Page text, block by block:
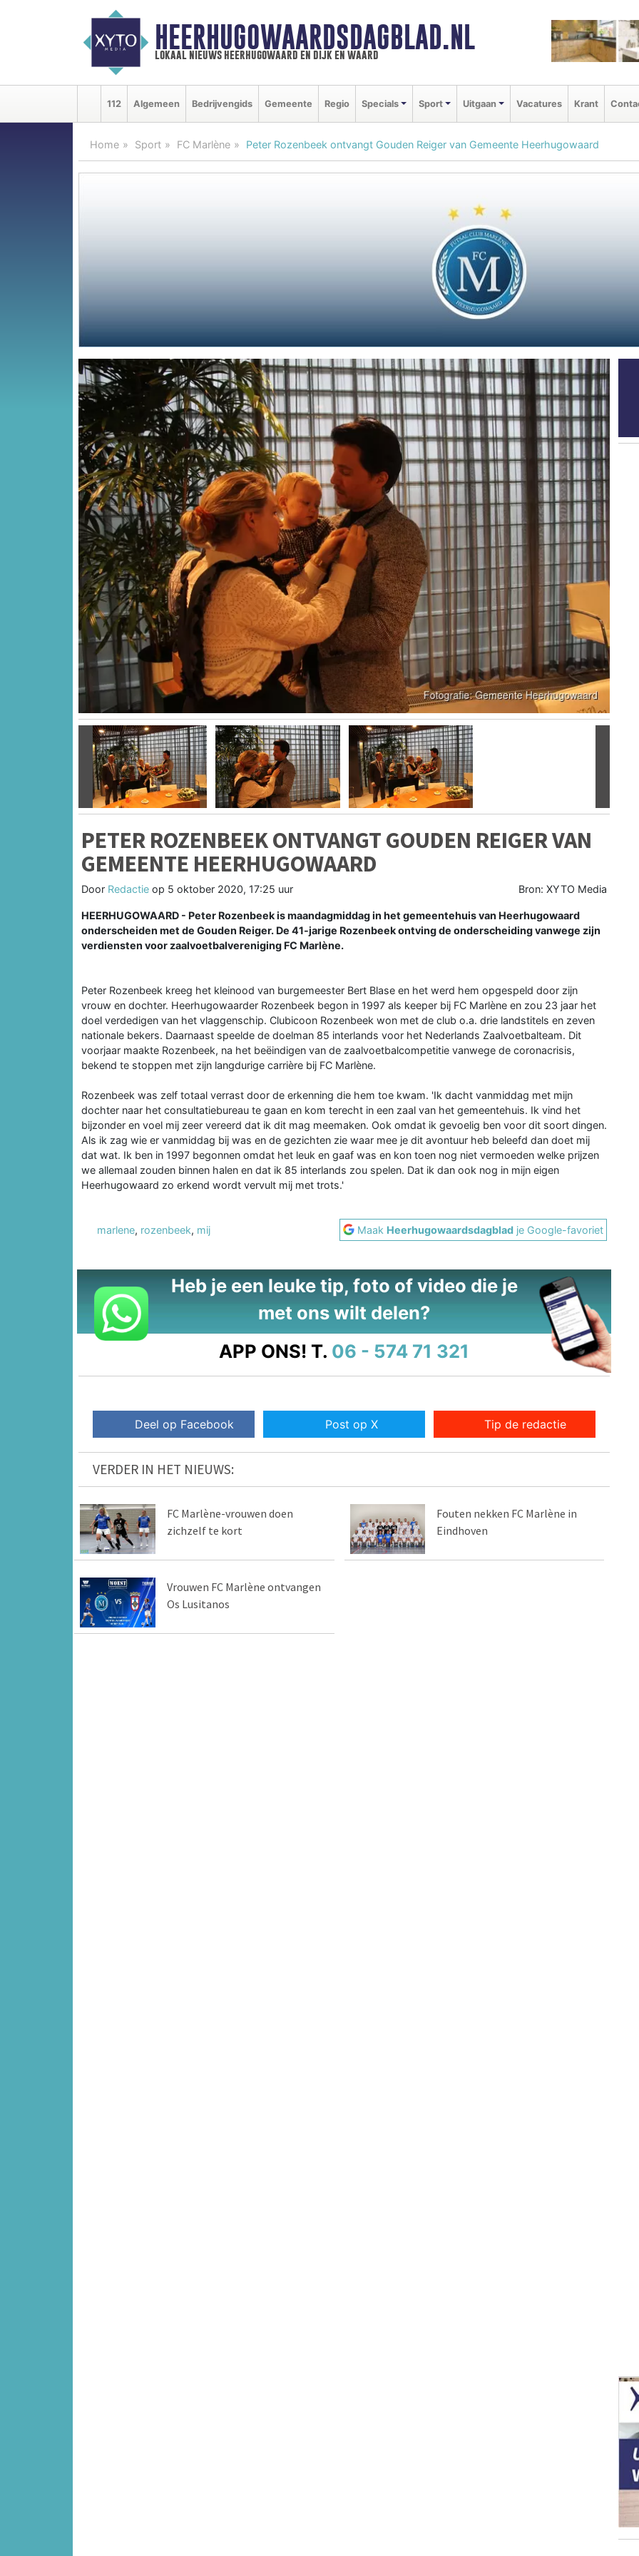
HEERHUGOWAARDSDAGBLAD.NL
lokaal nieuws heerhugowaard en dijk en waard
112 Algemeen Bedrijvengids Gemeente Regio Specials Sport Uitgaan Vacatures Krant
Home Sport FC Marlène Peter Rozenbeek ontvangt Gouden Reiger van Gemeente Heerhugowaard
Vorige
PETER ROZENBEEK ONTVANGT GOUDEN REIGER VAN
GEMEENTE HEERHUGOWAARD
Door Redactie op 5 oktober 2020, 17:25 uur Bron: XYTO Media
HEERHUGOWAARD - Peter Rozenbeek is maandagmiddag in het gemeentehuis van Heerhugowaard
onderscheiden met de Gouden Reiger. De 41-jarige Rozenbeek ontving de onderscheiding vanwege zijn
verdiensten voor zaalvoetbalvereniging FC Marlène.
Peter Rozenbeek kreeg het kleinood van burgemeester Bert Blase en het werd hem opgespeld door zijn
vrouw en dochter. Heerhugowaarder Rozenbeek begon in 1997 als keeper bij FC Marlène en zou 23 jaar het
doel verdedigen van het vlaggenschip. Clubicoon Rozenbeek won met de club o.a. drie landstitels en zeven
nationale bekers. Daarnaast speelde de doelman 85 interlands voor het Nederlands Zaalvoetbalteam. Dit
voorjaar maakte Rozenbeek, na het beëindigen van de zaalvoetbalcompetitie vanwege de coronacrisis,
bekend te stoppen met zijn langdurige carrière bij FC Marlène.
Rozenbeek was zelf totaal verrast door de erkenning die hem toe kwam. 'Ik dacht vanmiddag met mijn
dochter naar het consultatiebureau te gaan en kom terecht in een zaal van het gemeentehuis. Ik vind het
bijzonder en voel mij zeer vereerd dat ik dit mag meemaken. Ook omdat ik gevoelig ben voor dit soort dingen.
Als ik zag wie er vanmiddag bij was en de gezichten zie waar mee je dit avontuur heb beleefd dan doet mij
dat wat. Ik ben in 1997 begonnen omdat het leuk en gaaf was en kon toen nog niet vermoeden welke prijzen
we allemaal zouden binnen halen en dat ik 85 interlands zou spelen. Dat ik dan ook nog in mijn eigen
Heerhugowaard zo erkend wordt vervult mij met trots.'
marlene, rozenbeek, mij Maak Heerhugowaardsdagblad je Google-favoriet
Heb je een leuke tip, foto of video die je
met ons wilt delen?
APP ONS! T. 06 - 574 71 321
Deel op Facebook Post op X Tip de redactie
VERDER IN HET NIEUWS:
FC Marlène-vrouwen doen
zichzelf te kort
Fouten nekken FC Marlène in
Eindhoven
Vrouwen FC Marlène ontvangen
Os Lusitanos